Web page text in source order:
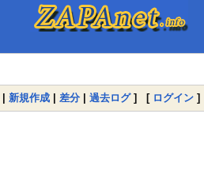
| 新規作成 | 差分 | 過去ログ] [ ログイン ]